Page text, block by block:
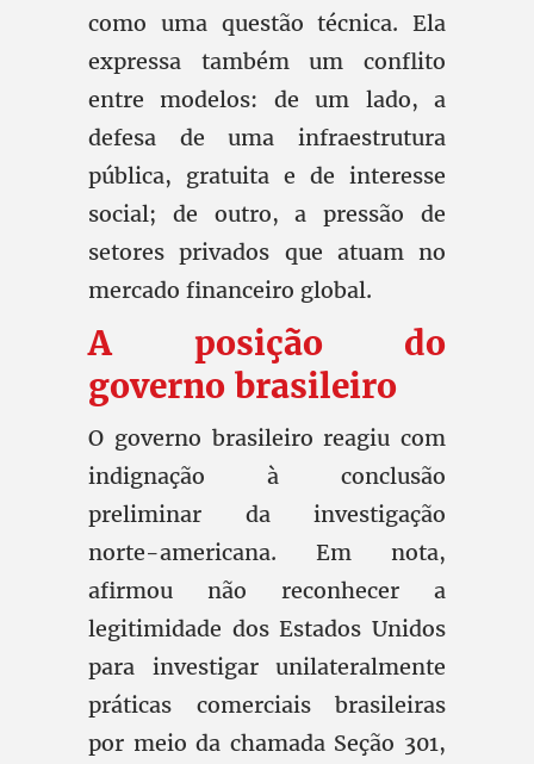
como uma questão técnica. Ela
expressa também um conflito
entre modelos: de um lado, a
defesa de uma infraestrutura
pública, gratuita e de interesse
social; de outro, a pressão de
setores privados que atuam no
mercado financeiro global.
A posição do
governo brasileiro
O governo brasileiro reagiu com
indignação à conclusão
preliminar da investigação
norte-americana. Em nota,
afirmou não reconhecer a
legitimidade dos Estados Unidos
para investigar unilateralmente
práticas comerciais brasileiras
por meio da chamada Seção 301,